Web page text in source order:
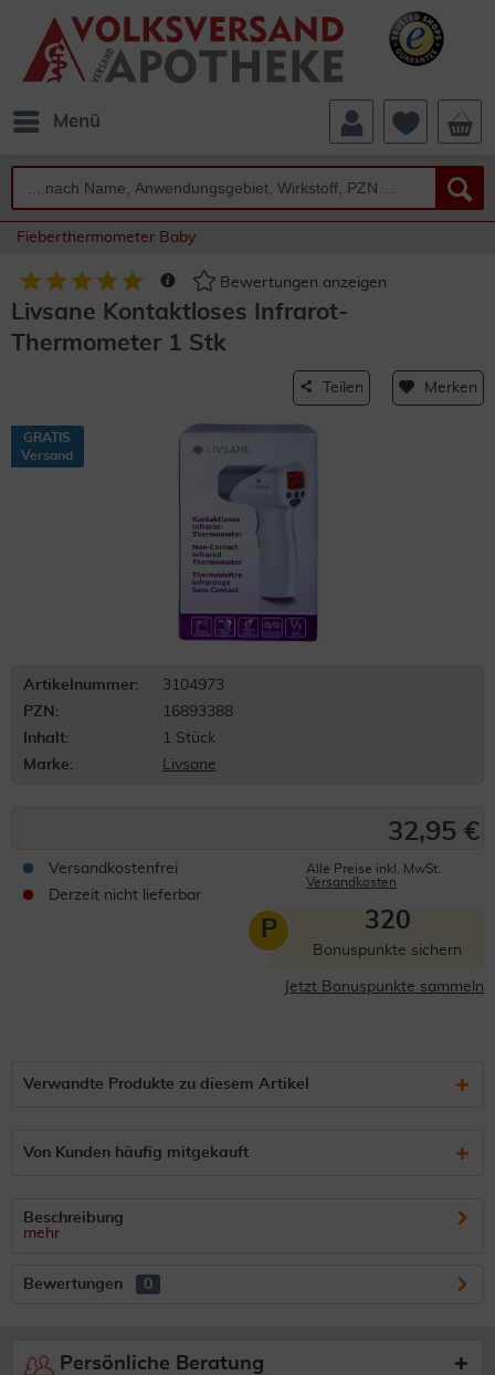
Menü
Fieberthermometer Baby
Bewertungen anzeigen
Livsane Kontaktloses Infrarot-
Thermometer 1 Stk
Teilen Merken
GRATIS
Versand
Artikelnummer:
3104973
PZN:
16893388
Inhalt:
1 Stück
Marke:
Livsane
32,95 €
Versandkostenfrei
Derzeit nicht lieferbar
Alle Preise inkl. MwSt.
Versandkosten
P 320
Bonuspunkte sichern
Jetzt Bonuspunkte sammeln
Verwandte Produkte zu diesem Artikel
Von Kunden häufig mitgekauft
Beschreibung
mehr
Bewertungen 0
Persönliche Beratung